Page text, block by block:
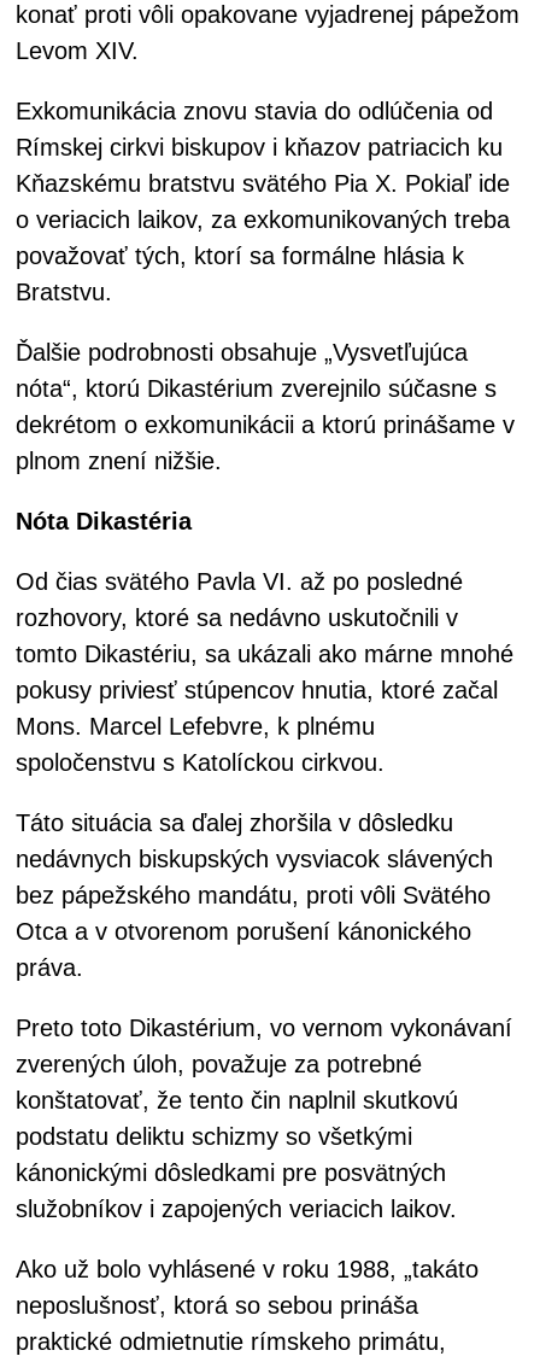
konať proti vôli opakovane vyjadrenej pápežom
Levom XIV.
Exkomunikácia znovu stavia do odlúčenia od
Rímskej cirkvi biskupov i kňazov patriacich ku
Kňazskému bratstvu svätého Pia X. Pokiaľ ide
o veriacich laikov, za exkomunikovaných treba
považovať tých, ktorí sa formálne hlásia k
Bratstvu.
Ďalšie podrobnosti obsahuje „Vysvetľujúca
nóta“, ktorú Dikastérium zverejnilo súčasne s
dekrétom o exkomunikácii a ktorú prinášame v
plnom znení nižšie.
Nóta Dikastéria
Od čias svätého Pavla VI. až po posledné
rozhovory, ktoré sa nedávno uskutočnili v
tomto Dikastériu, sa ukázali ako márne mnohé
pokusy priviesť stúpencov hnutia, ktoré začal
Mons. Marcel Lefebvre, k plnému
spoločenstvu s Katolíckou cirkvou.
Táto situácia sa ďalej zhoršila v dôsledku
nedávnych biskupských vysviacok slávených
bez pápežského mandátu, proti vôli Svätého
Otca a v otvorenom porušení kánonického
práva.
Preto toto Dikastérium, vo vernom vykonávaní
zverených úloh, považuje za potrebné
konštatovať, že tento čin naplnil skutkovú
podstatu deliktu schizmy so všetkými
kánonickými dôsledkami pre posvätných
služobníkov i zapojených veriacich laikov.
Ako už bolo vyhlásené v roku 1988, „takáto
neposlušnosť, ktorá so sebou prináša
praktické odmietnutie rímskeho primátu,